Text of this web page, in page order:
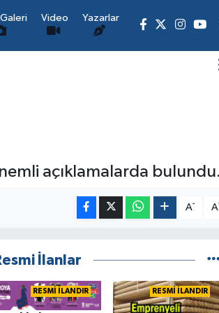
Video Yazarlar
açıklamalarda bulundu.
A- A
İlanlar
RESMİ İLANDIR RESMİ İLANDIR